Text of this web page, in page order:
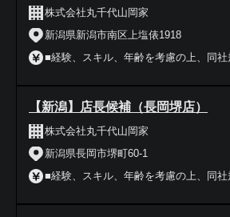
株式会社丸千代山岡家
新潟県新潟市南区上塩俵1918
■経験、スキル、年齢を考慮の上、同
【新潟】店長候補（長岡堺店）
株式会社丸千代山岡家
新潟県長岡市堺町60-1
■経験、スキル、年齢を考慮の上、同